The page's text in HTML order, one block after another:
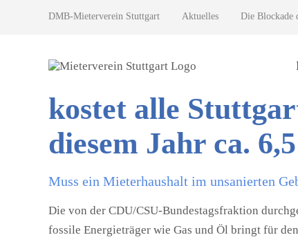
DMB-Mieterverein Stuttgart Aktuelles Die Blockade
kostet alle
diesem Jahr ca.
Muss ein Mieterhaushalt im unsanierten
Die von der CDU/CSU‐Bundestagsfraktion
fossile Energieträger wie Gas und Öl bringt für